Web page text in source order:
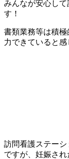
みんなが安心し
す！
書類業務等は積
力できていると感
訪問看護ステー
ですが、妊娠され